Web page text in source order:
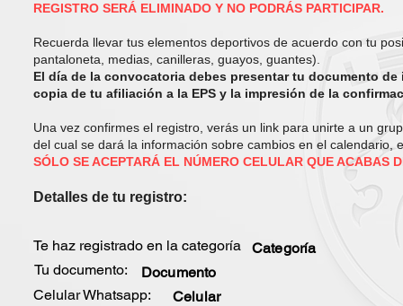
Te haz registrado en la categoría Categoría
REGISTRO SERÁ ELIMINADO Y NO PODRÁS PARTICIPAR.
Recuerda llevar tus elementos deportivos de acuerdo con tu
pantaloneta, medias, canilleras, guayos, guantes).
El día de la convocatoria debes presentar tu documento
copia de tu afiliación a la EPS y la impresión de la
Una vez confirmes el registro, verás un link para unirte a un
del cual se dará la información sobre cambios en el calendario,
SÓLO SE ACEPTARÁ EL NÚMERO CELULAR QUE ACABAS
Detalles de tu registro:
Tu documento:
Documento
Celular Whatsapp:
Celular